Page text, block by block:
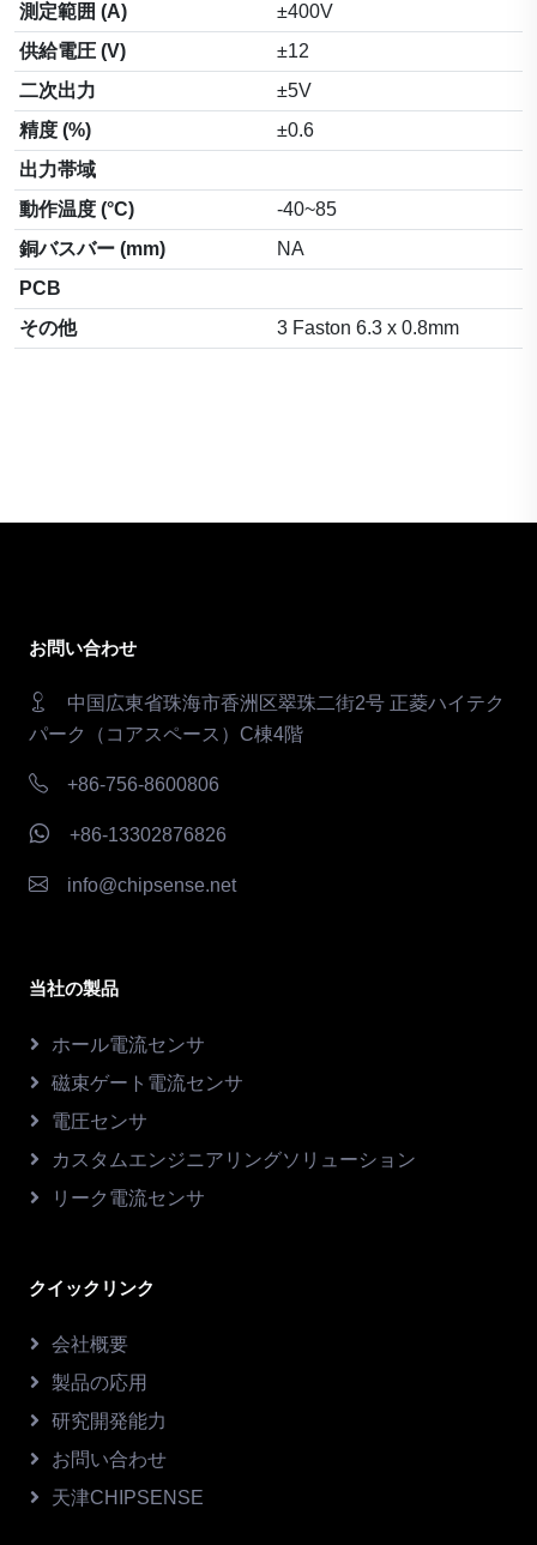
測定範囲 (A)
±400V
供給電圧 (V)
±12
二次出力
±5V
精度 (%)
±0.6
出力帯域
動作温度 (°C)
-40~85
銅バスバー (mm)
NA
PCB
その他
3 Faston 6.3 x 0.8mm
お問い合わせ
中国広東省珠海市香洲区翠珠二街2号 正菱ハイテク
パーク（コアスペース）C棟4階
+86-756-8600806
+86-13302876826
info@chipsense.net
当社の製品
ホール電流センサ
磁束ゲート電流センサ
電圧センサ
カスタムエンジニアリングソリューション
リーク電流センサ
クイックリンク
会社概要
製品の応用
研究開発能力
お問い合わせ
天津CHIPSENSE